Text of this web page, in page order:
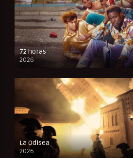
72 horas
2026
FULL HD
La Odisea
2026
CAM